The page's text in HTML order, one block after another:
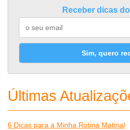
Receber dicas
Sim, quero
Últimas
6 Dicas para a Minha Rotina Matinal